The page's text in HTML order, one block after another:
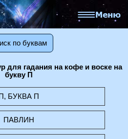
по буквам
для гадания на кофе и воске на
букву П
П, БУКВА П
ПАВЛИН